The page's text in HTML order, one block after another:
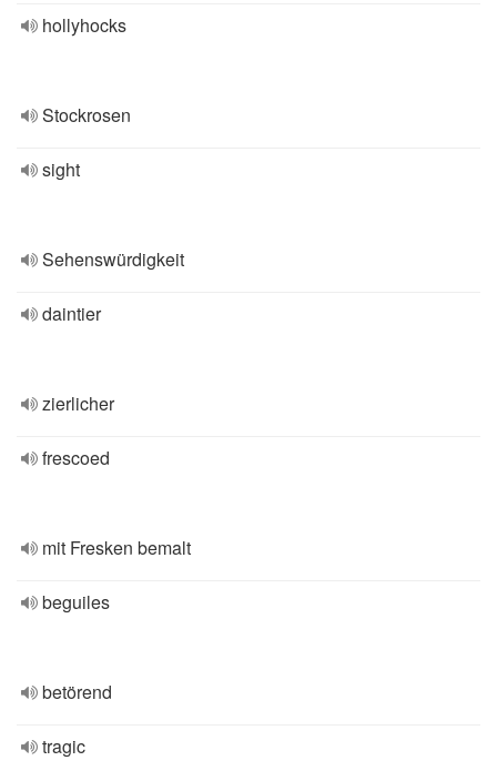
hollyhocks
Stockrosen
sight
Sehenswürdigkeit
daintier
zierlicher
frescoed
mit Fresken bemalt
beguiles
betörend
tragic